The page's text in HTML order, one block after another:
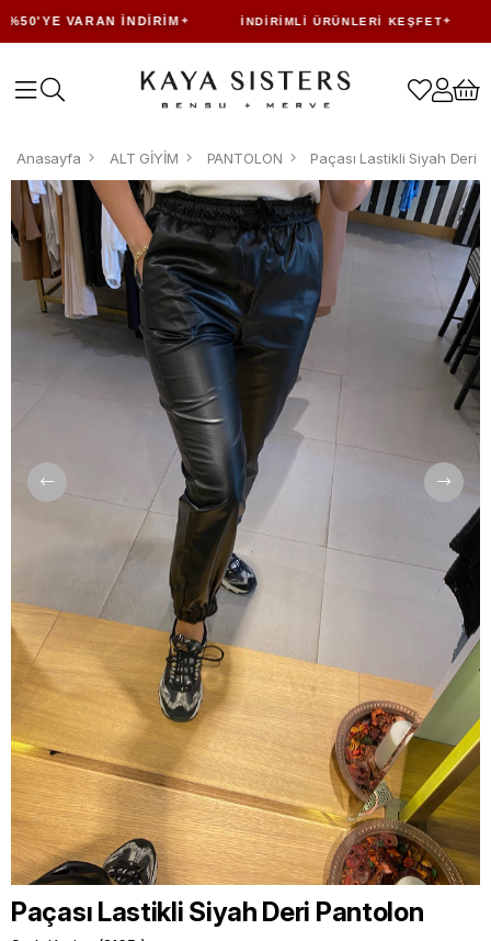
VARAN İNDIRIM İNDIRIMLI ÜRÜNLERI KEŞFET
Anasayfa ALT GİYİM PANTOLON Paçası Lastikli Siyah Deri
Paçası Lastikli Siyah Deri Pantolon